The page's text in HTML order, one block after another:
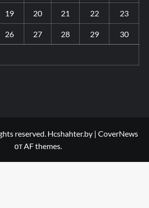
19 20 21 22 23
26 27 28 29 30
reserved. Hcshahter.by | CoverNews
от AF themes.